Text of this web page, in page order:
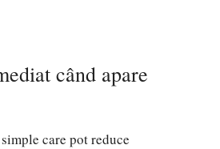
când apare
care pot reduce